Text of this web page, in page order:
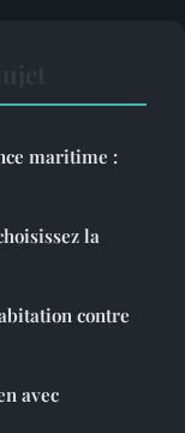
maritime :
la
contre
avec